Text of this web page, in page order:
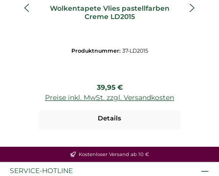
Wolkentapete Vlies pastellfarben
Creme LD2015
Produktnummer: 37-LD2015
Regulärer Preis:
39,95 €
Preise inkl. MwSt. zzgl. Versandkosten
Details
Kostenloser Versand ab 10 €
SERVICE-HOTLINE